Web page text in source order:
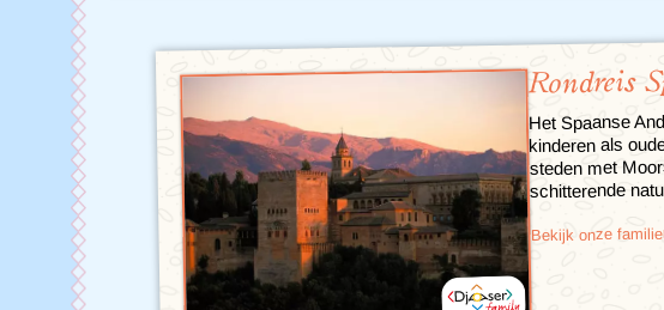
Rondreis
Het Spaanse
kinderen als
steden met
schitterende
Bekijk onze